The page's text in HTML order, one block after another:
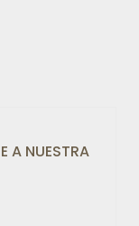
A NUESTRA